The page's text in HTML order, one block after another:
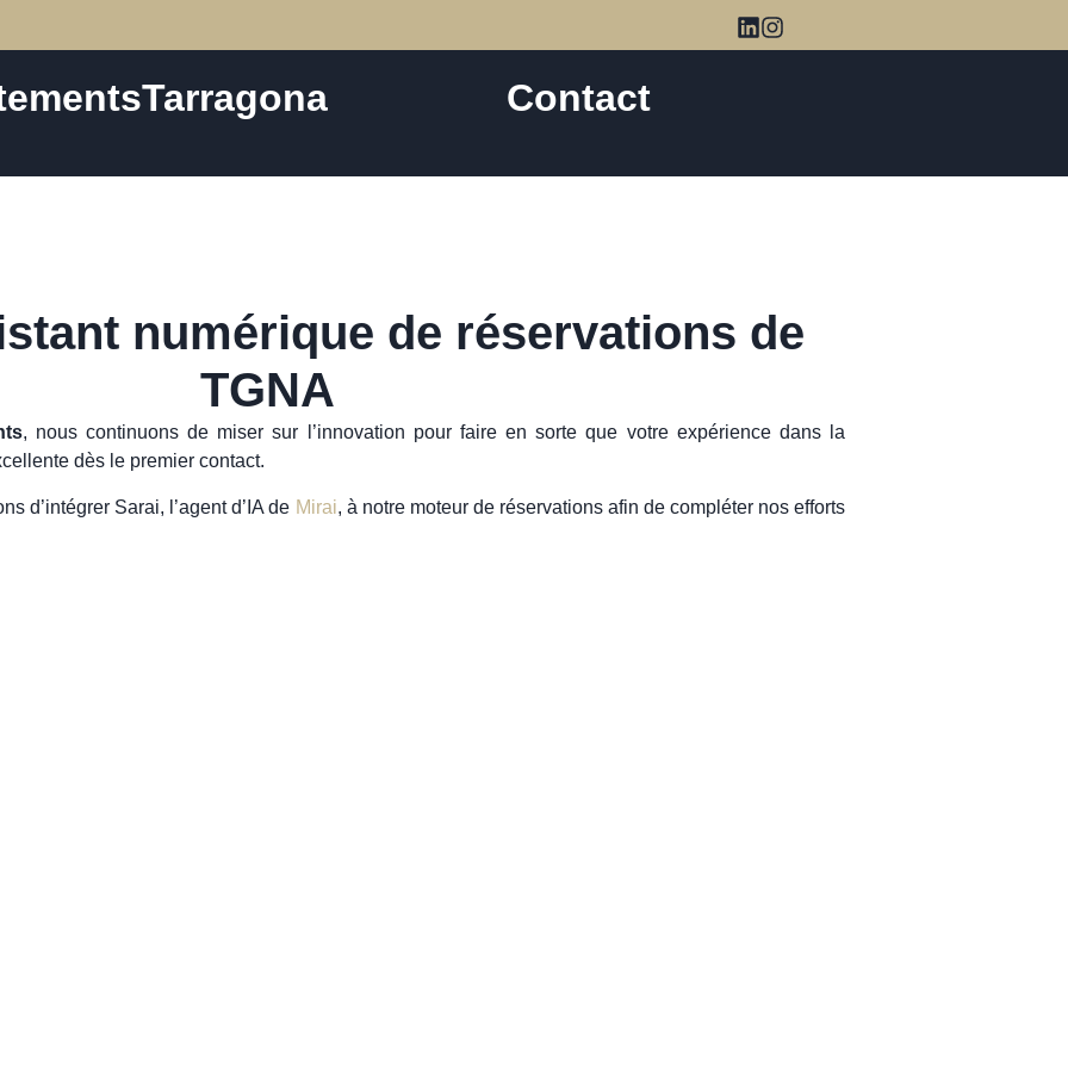
Tarragona Contact
numérique de réservations de
TGNA
, nous continuons de miser sur l’innovation pour faire en sorte que votre expérience dans la
dès le premier contact.
d’intégrer Sarai, l’agent d’IA de Mirai, à notre moteur de réservations afin de compléter nos efforts